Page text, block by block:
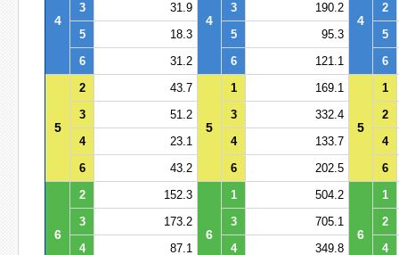
4 4 4
3
31.9 3 190.2
2
5
18.3 5 95.3
5
6
31.2 6 121.1 6
5
2 43.7
5
1 169.1
5
1
3
51.2 3 332.4
2
4
23.1 4 133.7
4
6
43.2 6 202.5 6
6
2 152.3
6
1 504.2
6
1
3
173.2 3 705.1
2
4
87.1 4 349.8
4